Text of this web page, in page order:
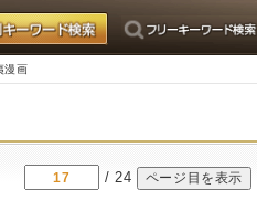
漫画
/ 24